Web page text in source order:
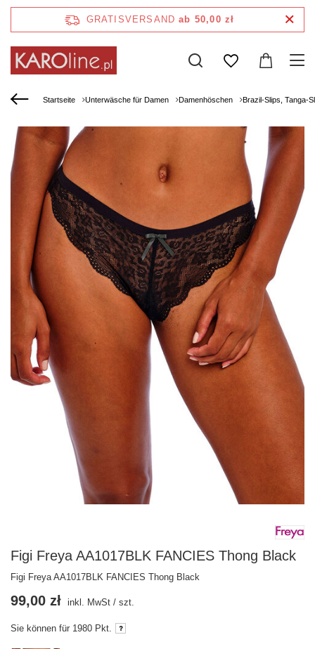
GRATISVERSAND ab 50,00 zł
Startseite Unterwäsche für Damen Damenhöschen Brazil-Slips, Tanga-
Figi Freya AA1017BLK FANCIES Thong Black
Figi Freya AA1017BLK FANCIES Thong Black
99,00 zł inkl. MwSt / szt.
Sie können für 1980 Pkt.